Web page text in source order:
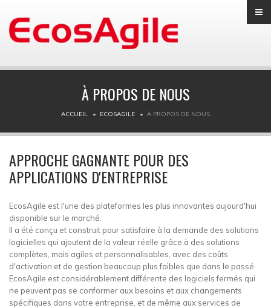
À PROPOS DE NOUS
ACCUEIL ECOSAGILE À PROPOS DE NOUS
APPROCHE GAGNANTE POUR DES
APPLICATIONS D'ENTREPRISE
EcosAgile est l'une des plateformes les plus innovantes aujourd'hui
disponible sur le marché.
Il a été conçu et construit pour satisfaire à la demande des solutions
logicielles qui ajoutent de la valeur réelle grâce à des solutions
complètes, mais agiles et personnalisables, avec des coûts
d'activation et de gestion beaucoup plus faibles que dans le passé.
EcosAgile est considérablement différente des logiciels fermés qui
ne peuvent pas se conformer aux besoins et aux changements
spécifiques dans votre entreprise, et de même aux services de